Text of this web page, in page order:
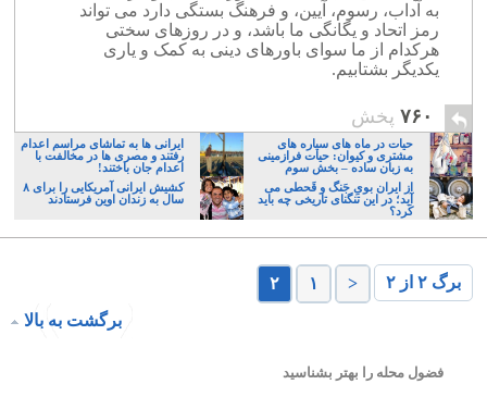
به آداب، رسوم، آیین، و فرهنگ بستگی دارد می تواند
رمز اتحاد و یگانگی ما باشد، و در روزهای سختی
هرکدام از ما سوای باورهای دینی به کمک و یاری
یکدیگر بشتابیم.
۷۶۰ پخش
حیات در ماه های سیاره های
مشتری و کیوان: حیات فرازمینی
به زبان ساده – بخش سوم
ایرانی ها به تماشای مراسم اعدام
رفتند و مصری ها در مخالفت با
اعدام جان باختند!
از ایران بویِ جَنگ و قَحطی می
آید؛ در این تنگنای تاریخی چه باید
کَرد؟
کشیش ایرانی آمریکایی را برای ۸
سال به زندان اوین فرستادند
برگ ۲ از ۲ < ۱
۲
برگشت به بالا
فضول محله را بهتر بشناسید